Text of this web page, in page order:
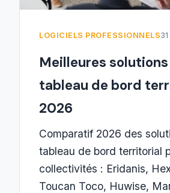
LOGICIELS PROFESSIONNELS
Meilleures
tableau de bord
2026
Comparatif 2026 des
tableau de bord territorial
collectivités : Eridanis,
Toucan Toco, Huwise,